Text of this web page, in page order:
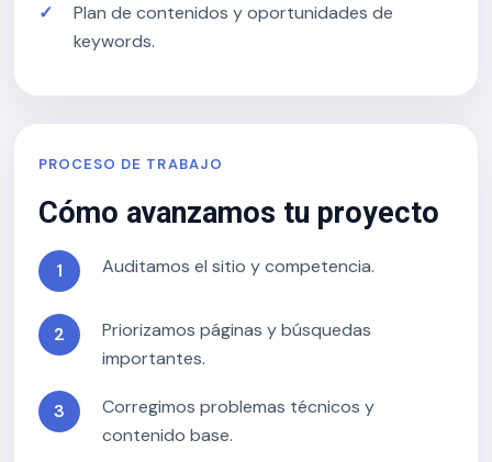
Plan de contenidos y oportunidades de
keywords.
PROCESO DE TRABAJO
Cómo avanzamos tu proyecto
Auditamos el sitio y competencia.
Priorizamos páginas y búsquedas
importantes.
Corregimos problemas técnicos y
contenido base.